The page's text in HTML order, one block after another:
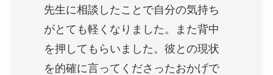
先生に相談したことで自分の気持ち
がとても軽くなりました。また背中
を押してもらいました。彼との現状
を的確に言ってくださったおかげで